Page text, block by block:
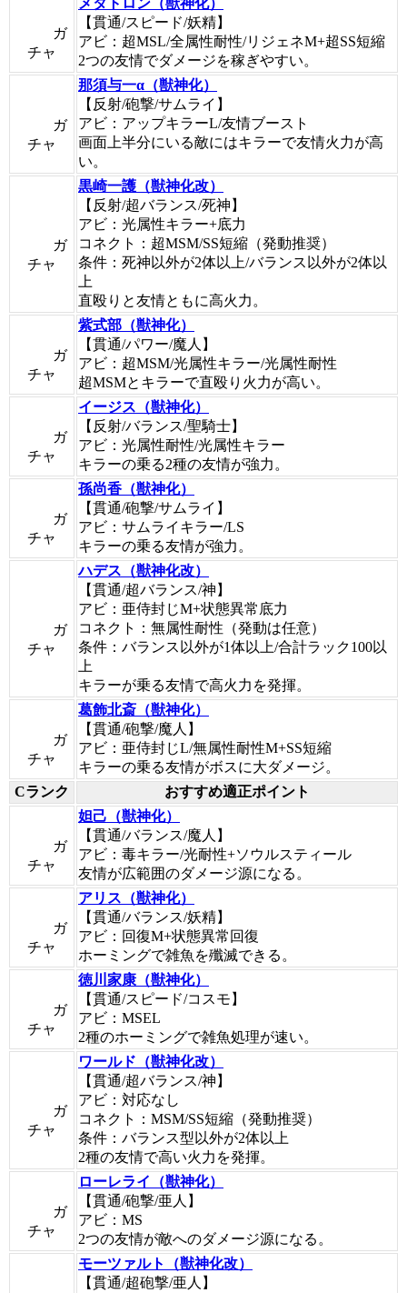
ガ
チャ
メタトロン（獣神化）
【貫通/スピード/妖精】
アビ：超MSL/全属性耐性/リジェネM+超SS短縮
2つの友情でダメージを稼ぎやすい。
ガ
チャ
那須与一α（獣神化）
【反射/砲撃/サムライ】
アビ：アップキラーL/友情ブースト
画面上半分にいる敵にはキラーで友情火力が高
い。
ガ
チャ
黒崎一護（獣神化改）
【反射/超バランス/死神】
アビ：光属性キラー+底力
コネクト：超MSM/SS短縮（発動推奨）
条件：死神以外が2体以上/バランス以外が2体以
上
直殴りと友情ともに高火力。
ガ
チャ
紫式部（獣神化）
【貫通/パワー/魔人】
アビ：超MSM/光属性キラー/光属性耐性
超MSMとキラーで直殴り火力が高い。
ガ
チャ
イージス（獣神化）
【反射/バランス/聖騎士】
アビ：光属性耐性/光属性キラー
キラーの乗る2種の友情が強力。
ガ
チャ
孫尚香（獣神化）
【貫通/砲撃/サムライ】
アビ：サムライキラー/LS
キラーの乗る友情が強力。
ガ
チャ
ハデス（獣神化改）
【貫通/超バランス/神】
アビ：亜侍封じM+状態異常底力
コネクト：無属性耐性（発動は任意）
条件：バランス以外が1体以上/合計ラック100以
上
キラーが乗る友情で高火力を発揮。
ガ
チャ
葛飾北斎（獣神化）
【貫通/砲撃/魔人】
アビ：亜侍封じL/無属性耐性M+SS短縮
キラーの乗る友情がボスに大ダメージ。
Cランク
おすすめ適正ポイント
ガ
チャ
妲己（獣神化）
【貫通/バランス/魔人】
アビ：毒キラー/光耐性+ソウルスティール
友情が広範囲のダメージ源になる。
ガ
チャ
アリス（獣神化）
【貫通/バランス/妖精】
アビ：回復M+状態異常回復
ホーミングで雑魚を殲滅できる。
ガ
チャ
徳川家康（獣神化）
【貫通/スピード/コスモ】
アビ：MSEL
2種のホーミングで雑魚処理が速い。
ガ
チャ
ワールド（獣神化改）
【貫通/超バランス/神】
アビ：対応なし
コネクト：MSM/SS短縮（発動推奨）
条件：バランス型以外が2体以上
2種の友情で高い火力を発揮。
ガ
チャ
ローレライ（獣神化）
【貫通/砲撃/亜人】
アビ：MS
2つの友情が敵へのダメージ源になる。
モーツァルト（獣神化改）
【貫通/超砲撃/亜人】